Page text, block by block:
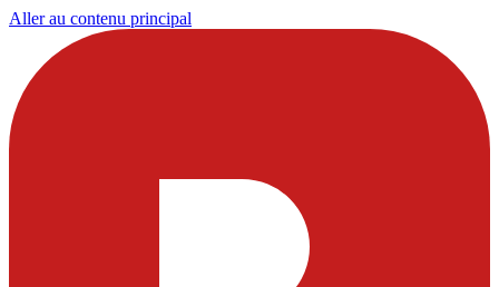
Aller au contenu principal